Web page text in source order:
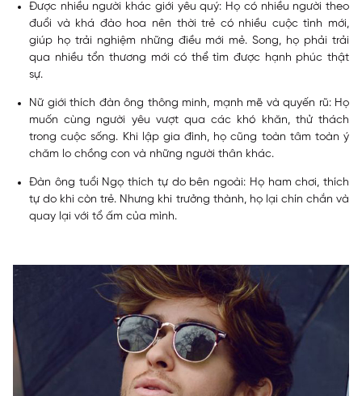
Được nhiều người khác giới yêu quý: Họ có nhiều người theo
đuổi và khá đào hoa nên thời trẻ có nhiều cuộc tình mới,
giúp họ trải nghiệm những điều mới mẻ. Song, họ phải trải
qua nhiều tổn thương mới có thể tìm được hạnh phúc thật
sự.
Nữ giới thích đàn ông thông minh, mạnh mẽ và quyến rũ: Họ
muốn cùng người yêu vượt qua các khó khăn, thử thách
trong cuộc sống. Khi lập gia đình, họ cũng toàn tâm toàn ý
chăm lo chồng con và những người thân khác.
Đàn ông tuổi Ngọ thích tự do bên ngoài: Họ ham chơi, thích
tự do khi còn trẻ. Nhưng khi trưởng thành, họ lại chín chắn và
quay lại với tổ ấm của mình.